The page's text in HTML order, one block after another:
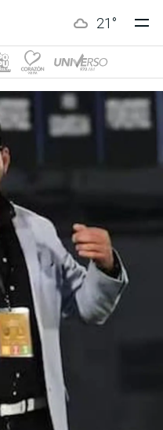
21 °